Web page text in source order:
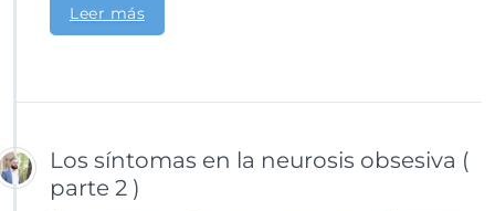
Leer más
Los síntomas en la neurosis obsesiva (
parte 2 )